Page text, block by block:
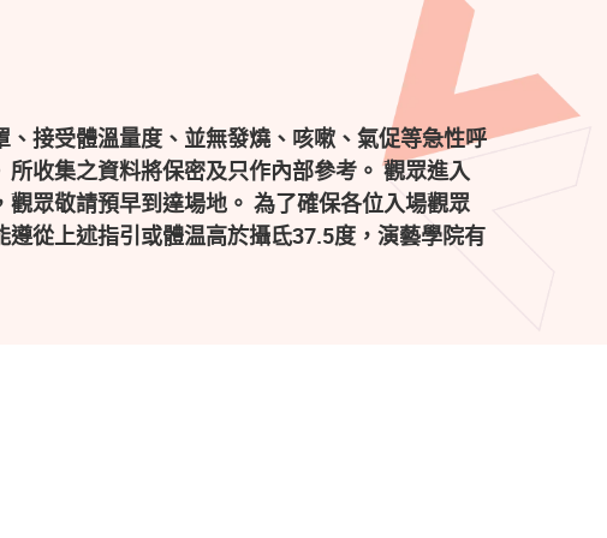
接受體溫量度、並無發燒、咳嗽、氣促等急性呼
收集之資料將保密及只作內部參考。 觀眾進入
眾敬請預早到達場地。 為了確保各位入場觀眾
從上述指引或體温高於攝氐37.5度，演藝學院有